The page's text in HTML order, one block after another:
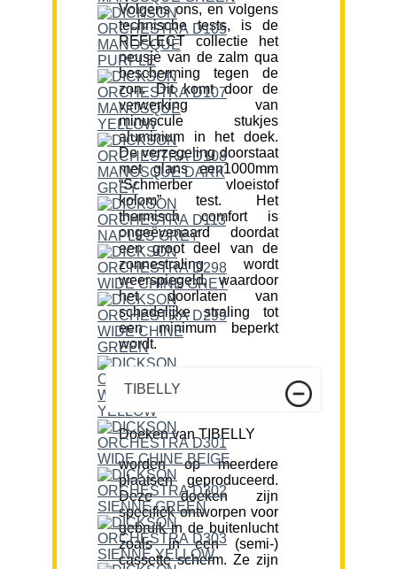
Volgens ons, en volgens
technische tests, is de
REFLECT collectie het
neusje van de zalm qua
bescherming tegen de
zon. Dit komt door de
verwerking van
minuscule stukjes
aluminium in het doek.
De verzegeling doorstaat
met glans een1000mm
“Schmerber vloeistof
kolom” test. Het
thermisch comfort is
ongeëvenaard doordat
een groot deel van de
zonnestraling wordt
weerspiegeld, waardoor
het doorlaten van
schadelijke straling tot
een minimum beperkt
wordt.
TIBELLY
Doeken van TIBELLY
worden op meerdere
plaatsen geproduceerd.
Deze doeken zijn
specifiek ontworpen voor
gebruik in de buitenlucht
zoals in een (semi-)
cassette scherm. Ze zijn